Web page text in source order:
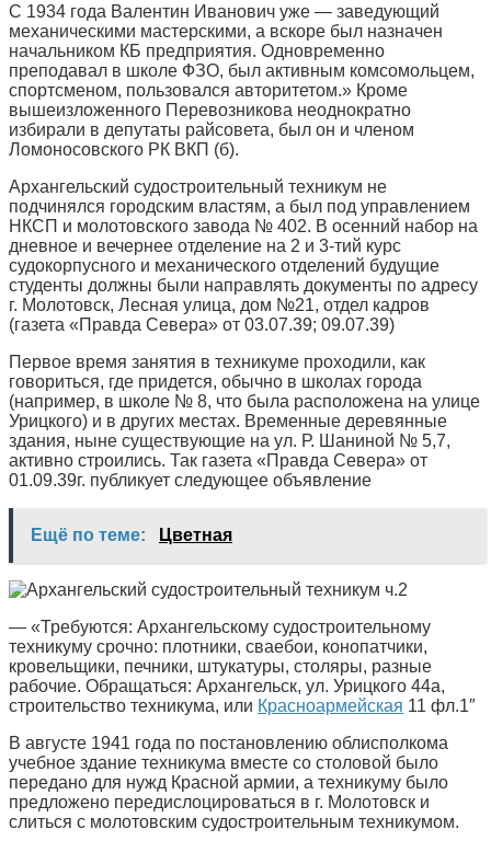
С 1934 года Валентин Иванович уже — заведующий
механическими мастерскими, а вскоре был назначен
начальником КБ предприятия. Одновременно
преподавал в школе ФЗО, был активным комсомольцем,
спортсменом, пользовался авторитетом.» Кроме
вышеизложенного Перевозникова неоднократно
избирали в депутаты райсовета, был он и членом
Ломоносовского РК ВКП (б).
Архангельский судостроительный техникум не
подчинялся городским властям, а был под управлением
НКСП и молотовского завода № 402. В осенний набор на
дневное и вечернее отделение на 2 и 3-тий курс
судокорпусного и механического отделений будущие
студенты должны были направлять документы по адресу
г. Молотовск, Лесная улица, дом №21, отдел кадров
(газета «Правда Севера» от 03.07.39; 09.07.39)
Первое время занятия в техникуме проходили, как
говориться, где придется, обычно в школах города
(например, в школе № 8, что была расположена на улице
Урицкого) и в других местах. Временные деревянные
здания, ныне существующие на ул. Р. Шаниной № 5,7,
активно строились. Так газета «Правда Севера» от
01.09.39г. публикует следующее объявление
Ещё по теме: Цветная
— «Требуются: Архангельскому судостроительному
техникуму срочно: плотники, сваебои, конопатчики,
кровельщики, печники, штукатуры, столяры, разные
рабочие. Обращаться: Архангельск, ул. Урицкого 44а,
строительство техникума, или Красноармейская 11 фл.1″
В августе 1941 года по постановлению облисполкома
учебное здание техникума вместе со столовой было
передано для нужд Красной армии, а техникуму было
предложено передислоцироваться в г. Молотовск и
слиться с молотовским судостроительным техникумом.